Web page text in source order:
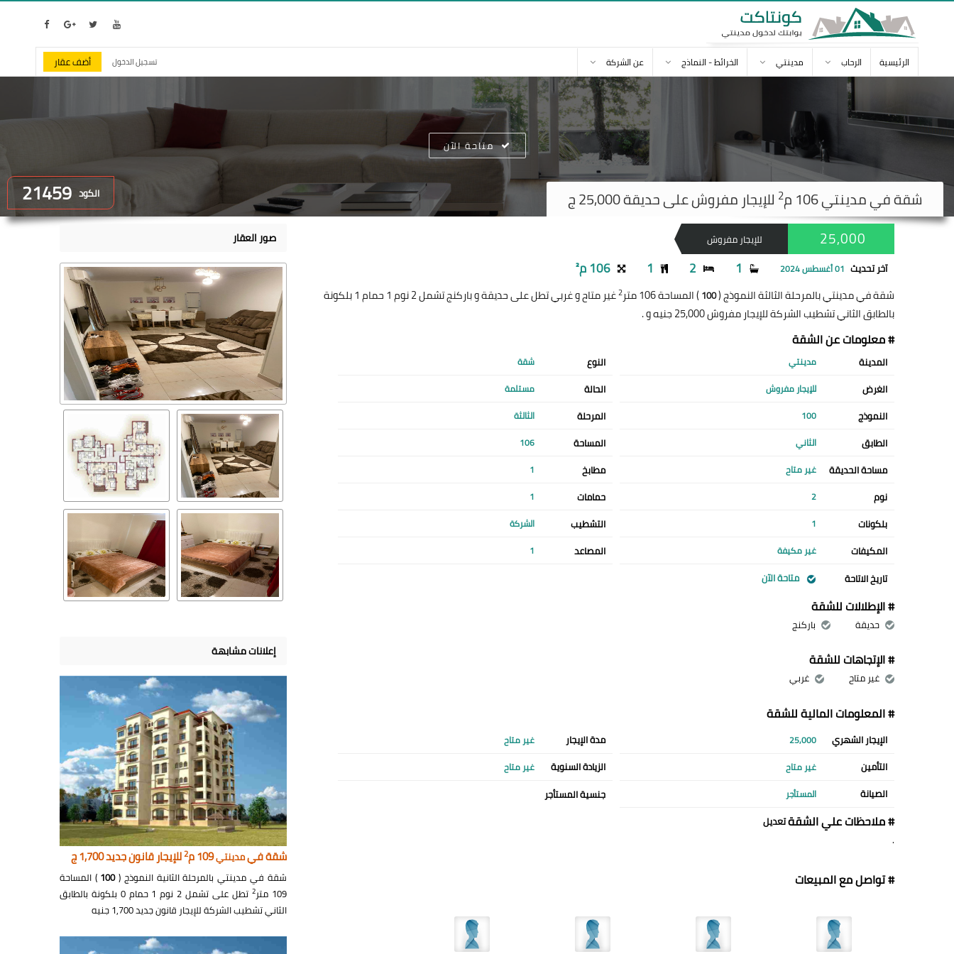
الرئيسية الرحاب مدينتي الخرائط - النماذج عن الشركة تسجيل الدخول أضف عقار
الكود 21459 شقة فيمدينتي 2 للإيجار مفروش على حديقة 25,000 ج
متاحة الآن
للإيجار مفروش 25,000
آخر تحديث 01 أغسطس 2024 1
2
1 106 م²
شقة في مدينتي بالمرحلة الثالثة النموذج (100) المساحة 106 متر 2
غير متاح و غربي تطل على حديقة و باركنج تشمل 2 نوم 1 حمام 1 بلكونة
بالطابق الثاني تشطيب الشركة للإيجار مفروش 25,000 جنيه و .
# معلومات عن الشقة
المدينة مدينتي النوع شقة
الغرض للإيجار مفروش الحالة مستلمة
النموذج 100 المرحلة الثالثة
الطابق الثاني المساحة 106
مساحة الحديقة غير متاح مطابخ 1
نوم 2 حمامات 1
بلكونات 1 التشطيب الشركة
المكيفات غير مكيفة المصاعد 1
تاريخ الاتاحة متاحة الآن
# الإطلالات للشقة
حديقة باركنج
# الإتجاهات للشقة
غير متاح غربي
# المعلومات المالية للشقة
الإيجار الشهري 25,000 مدة الإيجار غير متاح
التأمين غير متاح الزيادة السنوية غير متاح
الصيانة المستأجر جنسية المستأجر
# ملاحظات علي الشقةتعديل
.
# تواصل مع المبيعات
صور العقار
إعلانات مشابهة
شقة فيمدينتي109 م 2للإيجار قانون جديد 1,700 ج
شقة في مدينتي بالمرحلة الثانية النموذج (100 ) المساحة
109 متر
2
تطل على تشمل 2 نوم 1 حمام 0 بلكونة بالطابق
الثاني تشطيب الشركة للإيجار قانون جديد 1,700 جنيه